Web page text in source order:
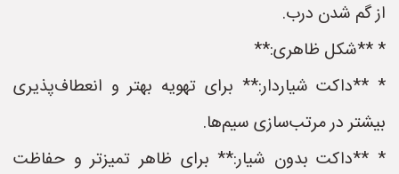
از گم شدن درب.
* **شکل ظاهری:**
* **داکت شیاردار:** برای تهویه بهتر و انعطاف‌پذیری
بیشتر در مرتب‌سازی سیم‌ها.
* **داکت بدون شیار:** برای ظاهر تمیزتر و حفاظت